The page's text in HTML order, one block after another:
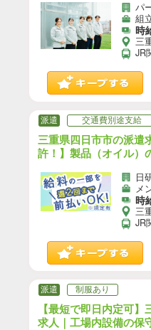
組
時
三
派遣 交通費別途支給
三重県四日市市の派遣
許！】製品（オイル）
JS）【6】
日
メ
時
三
JR
派遣 制服あり
【最短で即日内定可
求人｜工場内設備の保